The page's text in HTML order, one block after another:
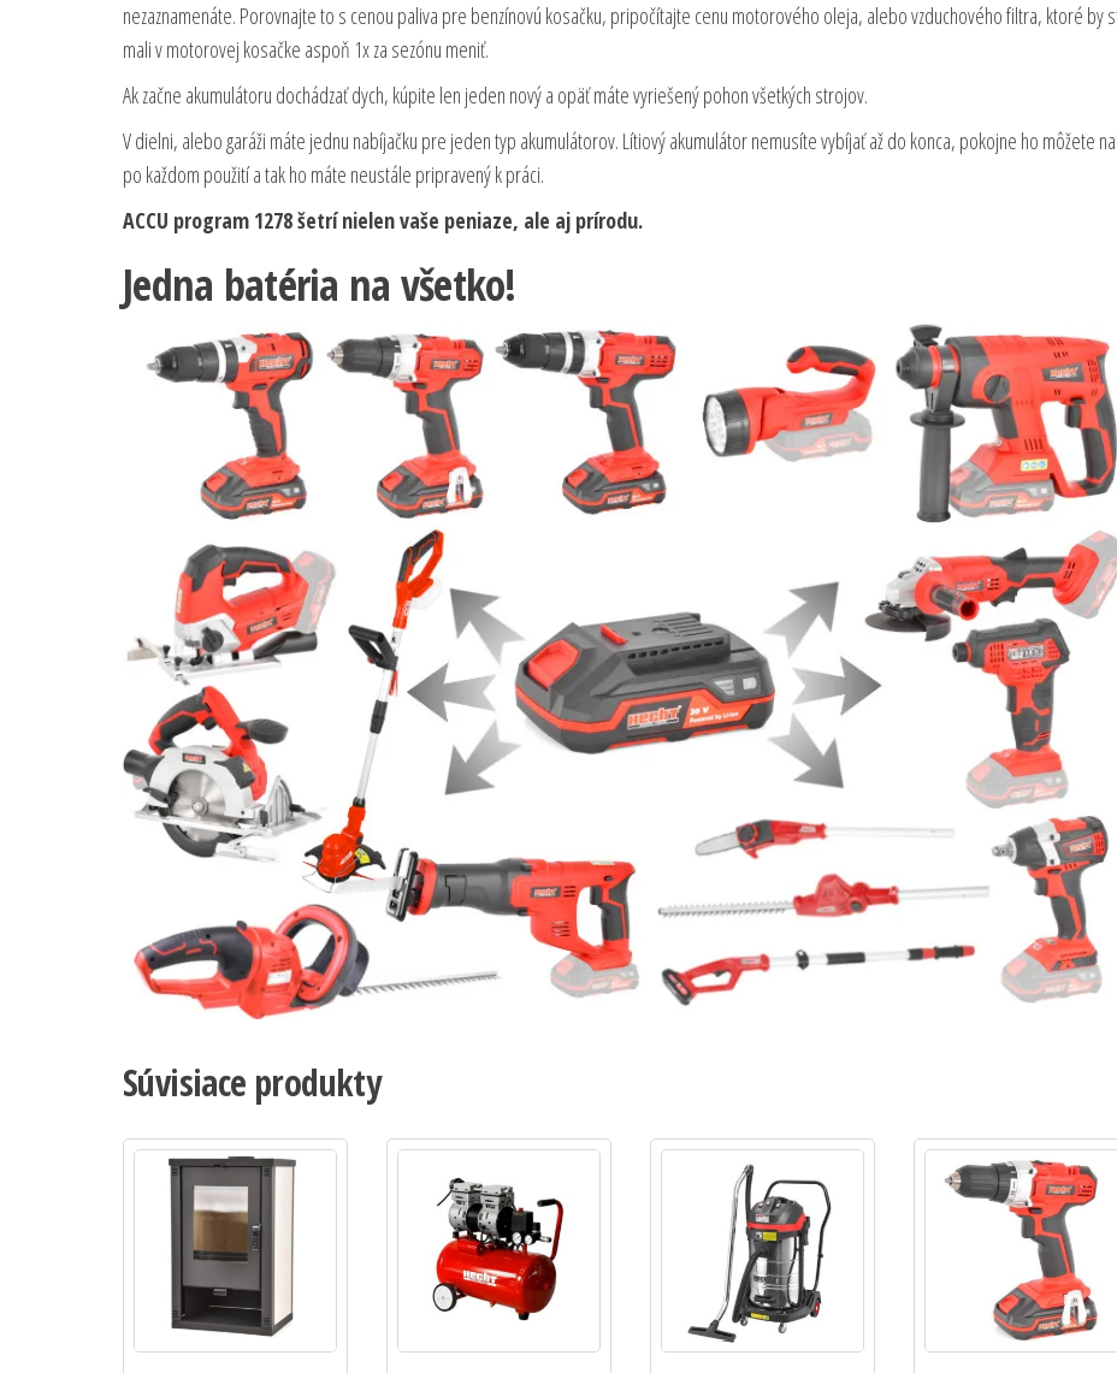
nezaznamenáte. Porovnajte to s cenou paliva pre benzínovú kosačku, pripočítajte cenu motorového oleja, alebo vzduchového filtra, ktoré by
mali v motorovej kosačke aspoň 1x za sezónu meniť.
Ak začne akumulátoru dochádzať dych, kúpite len jeden nový a opäť máte vyriešený pohon všetkých strojov.
V dielni, alebo garáži máte jednu nabíjačku pre jeden typ akumulátorov. Lítiový akumulátor nemusíte vybíjať až do konca, pokojne ho môžete
po každom použití a tak ho máte neustále pripravený k práci.
ACCU program 1278 šetrí nielen vaše peniaze, ale aj prírodu.
Jedna batéria na všetko!
Súvisiace produkty